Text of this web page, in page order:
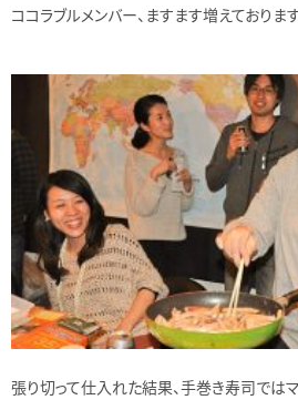
ココラブルメンバー、ますます増えております
張り切って仕入れた結果、手巻き寿司ではマ